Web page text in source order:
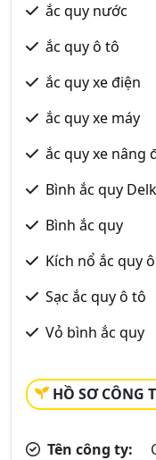
ắc quy nước
ắc quy ô tô
ắc quy xe điện
ắc quy xe máy
ắc quy xe nâng
Bình ắc quy
Bình ắc quy
Kích nổ ắc quy
Sạc ắc quy ô tô
Vỏ bình ắc quy
HỒ SƠ CÔNG
Tên công ty: